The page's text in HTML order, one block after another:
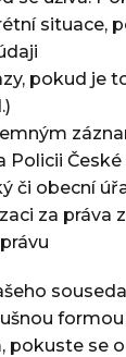
situace,
pokud je
Policii
či obecní
za práva
pokuste se